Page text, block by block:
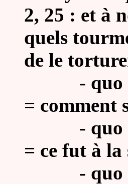
2, 25 : et à
quels
de le
- quo
= comment
- quo
= ce fut à la
- quo